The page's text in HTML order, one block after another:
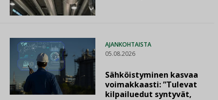
AJANKOHTAISTA
05.08.2026
Sähköistyminen kasvaa
voimakkaasti: ”Tulevat
kilpailuedut syntyvät,